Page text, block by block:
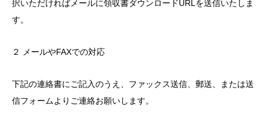
択いただければメールに領収書ダウンロードURLを送信いたしま
す。
２ メールやFAXでの対応
下記の連絡書にご記入のうえ、ファックス送信、郵送、または送
信フォームよりご連絡お願いします。